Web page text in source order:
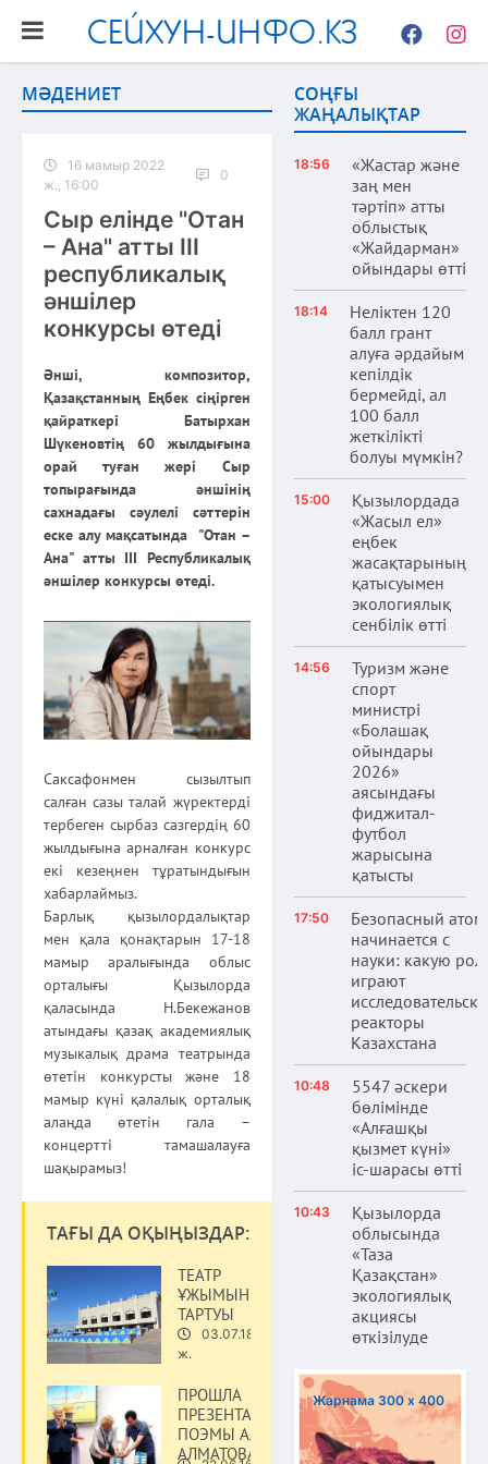
СЕЙХУН-ИНФО.КЗ
Facebook
МӘДЕНИЕТ
16 мамыр 2022
ж., 16:00
0
Сыр елінде "Отан
– Ана" атты ІІІ
республикалық
әншілер
конкурсы өтеді
Әнші, композитор,
Қазақстанның Еңбек сіңірген
қайраткері Батырхан
Шүкеновтің 60 жылдығына
орай туған жері Сыр
топырағында әншінің
сахнадағы сәулелі сәттерін
еске алу мақсатында "Отан –
Ана" атты ІІІ Республикалық
әншілер конкурсы өтеді.
Саксафонмен сызылтып
салған сазы талай жүректерді
тербеген сырбаз сазгердің 60
жылдығына арналған конкурс
екі кезеңнен тұратындығын
хабарлаймыз.
Барлық қызылордалықтар
мен қала қонақтарын 17-18
мамыр аралығында облыс
орталығы Қызылорда
қаласында Н.Бекежанов
атындағы қазақ академиялық
музыкалық драма театрында
өтетін конкурсты және 18
мамыр күні қалалық орталық
алаңда өтетін гала –
концертті тамашалауға
шақырамыз!
ТАҒЫ ДА ОҚЫҢЫЗДАР:
ТЕАТР
ҰЖЫМЫНЫҢ
ТАРТУЫ
03.07.18
ж.
ПРОШЛА
ПРЕЗЕНТАЦИЯ
ПОЭМЫ АЛМАСА
АЛМАТОВА
СОҢҒЫ
ЖАҢАЛЫҚТАР
18:56
«Жастар және
заң мен
тәртіп» атты
облыстық
«Жайдарман»
ойындары өтті
18:14
Неліктен 120
балл грант
алуға әрдайым
кепілдік
бермейді, ал
100 балл
жеткілікті
болуы мүмкін?
15:00
Қызылордада
«Жасыл ел»
еңбек
жасақтарының
қатысуымен
экологиялық
сенбілік өтті
14:56
Туризм және
спорт
министрі
«Болашақ
ойындары
2026»
аясындағы
фиджитал-
футбол
жарысына
қатысты
17:50
Безопасный атом
начинается с
науки: какую
играют
реакторы
Казахстана
10:48
5547 әскери
бөлімінде
«Алғашқы
қызмет күні»
іс-шарасы өтті
10:43
Қызылорда
облысында
«Таза
Қазақстан»
экологиялық
акциясы
өткізілуде
Жарнама 300 х 400